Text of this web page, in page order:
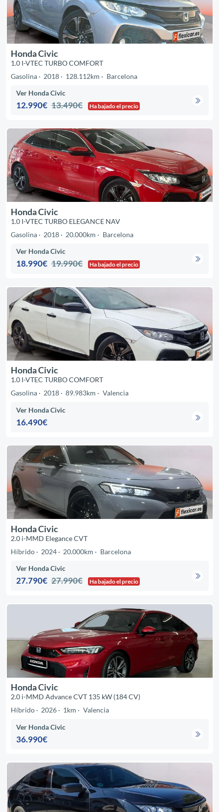
Honda Civic
1.0 I-VTEC TURBO COMFORT
Gasolina
2018 128.112km Barcelona
Ver Honda Civic
12.990€ 13.490€ Ha bajado el precio
Honda Civic
1.0 I-VTEC TURBO ELEGANCE NAV
Gasolina
2018 20.000km Barcelona
Ver Honda Civic
18.990€ 19.990€ Ha bajado el precio
Honda Civic
1.0 I-VTEC TURBO COMFORT
Gasolina
2018 89.983km Valencia
Ver Honda Civic
16.490€
Honda Civic
2.0 i-MMD Elegance CVT
Híbrido
2024 20.000km Barcelona
Ver Honda Civic
27.790€ 27.990€ Ha bajado el precio
Honda Civic
2.0 i-MMD Advance CVT 135 kW (184 CV)
Híbrido
2026 1km Valencia
Ver Honda Civic
36.990€